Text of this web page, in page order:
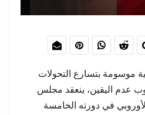
موسومة بتسارع التحولات
عدم اليقين، ينعقد مجلس
في دورته الخامسة